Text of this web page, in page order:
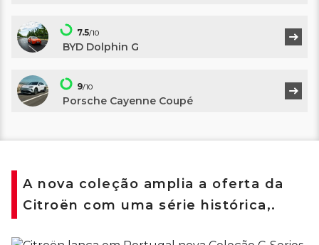
7.5/10
BYD Dolphin G
9/10
Porsche Cayenne Coupé
A nova coleção amplia a oferta da
Citroën com uma série histórica,.